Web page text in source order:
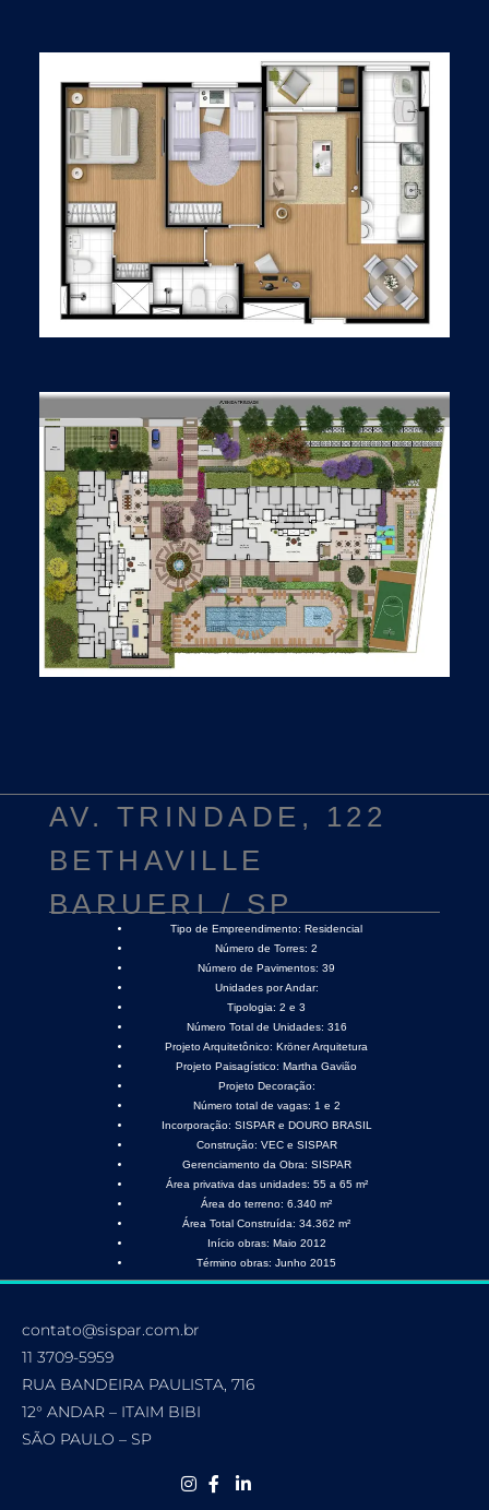
AV. TRINDADE, 122
BETHAVILLE
BARUERI / SP
Tipo de Empreendimento: Residencial
Número de Torres: 2
Número de Pavimentos: 39
Unidades por Andar:
Tipologia: 2 e 3
Número Total de Unidades: 316
Projeto Arquitetônico: Kröner Arquitetura
Projeto Paisagístico: Martha Gavião
Projeto Decoração:
Número total de vagas: 1 e 2
Incorporação: SISPAR e DOURO BRASIL
Construção: VEC e SISPAR
Gerenciamento da Obra: SISPAR
Área privativa das unidades: 55 a 65 m²
Área do terreno: 6.340 m²
Área Total Construída: 34.362 m²
Início obras: Maio 2012
Término obras: Junho 2015
contato@sispar.com.br
11 3709-5959
RUA BANDEIRA PAULISTA, 716
12° ANDAR – ITAIM BIBI
SÃO PAULO – SP